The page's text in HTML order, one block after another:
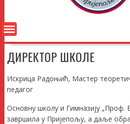
ДИРЕКТОР ШКОЛЕ
Искрица Радоњић, Мастер
педагог
Основну школу и Гимназију „Проф.
завршила у Пријепољу, а даље